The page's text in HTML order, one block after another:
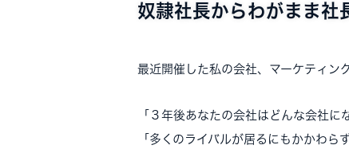
奴隷社長からわがまま社
最近開催した私の会社、マーケティン
「３年後あなたの会社はどんな会社に
「多くのライバルが居るにもかかわら